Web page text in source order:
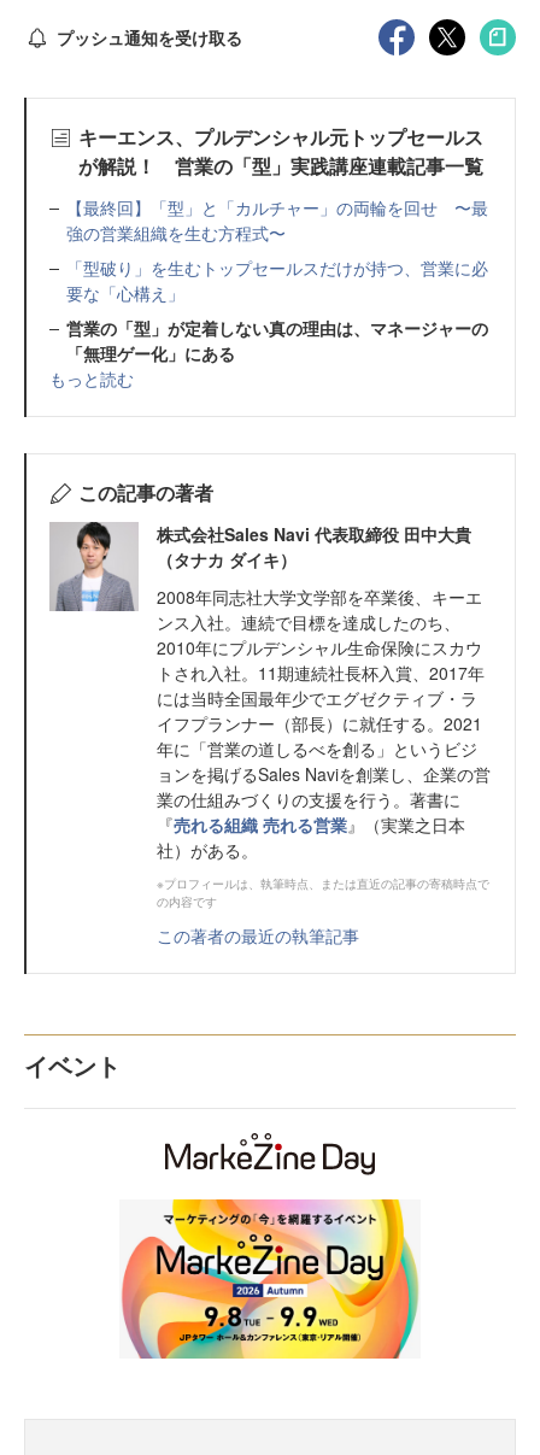
プッシュ通知を受け取る
キーエンス、プルデンシャル元トップセールス
が解説！ 営業の「型」実践講座連載記事一覧
【最終回】「型」と「カルチャー」の両輪を回せ 〜最
強の営業組織を生む方程式〜
「型破り」を生むトップセールスだけが持つ、営業に必
要な「心構え」
営業の「型」が定着しない真の理由は、マネージャーの
「無理ゲー化」にある
もっと読む
この記事の著者
株式会社Sales Navi 代表取締役 田中大貴
（タナカ ダイキ）
2008年同志社大学文学部を卒業後、キーエ
ンス入社。連続で目標を達成したのち、
2010年にプルデンシャル生命保険にスカウ
トされ入社。11期連続社長杯入賞、2017年
には当時全国最年少でエグゼクティブ・ラ
イフプランナー（部長）に就任する。2021
年に「営業の道しるべを創る」というビジ
ョンを掲げるSales Naviを創業し、企業の営
業の仕組みづくりの支援を行う。著書に
『売れる組織 売れる営業』（実業之日本
社）がある。
※プロフィールは、執筆時点、または直近の記事の寄稿時点で
の内容です
この著者の最近の執筆記事
イベント